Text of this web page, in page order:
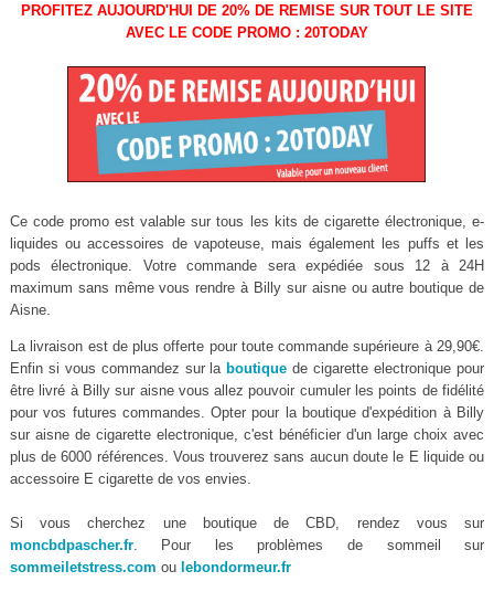
PROFITEZ AUJOURD'HUI DE 20% DE REMISE SUR TOUT LE SITE
AVEC LE CODE PROMO : 20TODAY
Ce code promo est valable sur tous les kits de cigarette électronique, e-
liquides ou accessoires de vapoteuse, mais également les puffs et les
pods électronique. Votre commande sera expédiée sous 12 à 24H
maximum sans même vous rendre à Billy sur aisne ou autre boutique de
Aisne.
La livraison est de plus offerte pour toute commande supérieure à 29,90€.
Enfin si vous commandez sur la boutique de cigarette electronique pour
être livré à Billy sur aisne vous allez pouvoir cumuler les points de fidélité
pour vos futures commandes. Opter pour la boutique d'expédition à Billy
sur aisne de cigarette electronique, c'est bénéficier d'un large choix avec
plus de 6000 références. Vous trouverez sans aucun doute le E liquide ou
accessoire E cigarette de vos envies.
Si vous cherchez une boutique de CBD, rendez vous sur
moncbdpascher.fr. Pour les problèmes de sommeil sur
sommeiletstress.com ou lebondormeur.fr